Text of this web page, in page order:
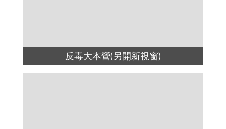
反毒大本營(另開新視窗)